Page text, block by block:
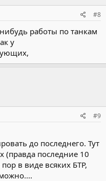
#8
работы по танкам
у
#9
до последнего. Тут
последние 10
в виде всяких БТР,